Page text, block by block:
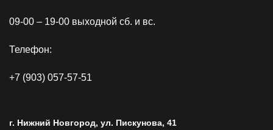
09-00 – 19-00 выходной сб. и вс.
Телефон:
+7 (903) 057-57-51
г. Нижний Новгород, ул. Пискунова, 41